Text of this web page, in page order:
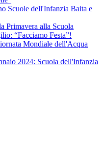
Scuole dell'Infanzia Baita e
Primavera alla Scuola
“Facciamo Festa”!
Mondiale dell'Acqua
2024: Scuola dell'Infanzia